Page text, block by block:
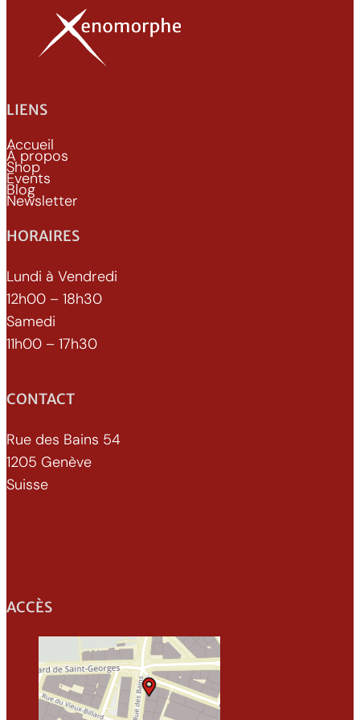
LIENS
Accueil
À propos
Shop
Events
Blog
Newsletter
HORAIRES
Lundi à Vendredi
12h00 – 18h30
Samedi
11h00 – 17h30
CONTACT
Rue des Bains 54
1205 Genève
Suisse
ACCÈS